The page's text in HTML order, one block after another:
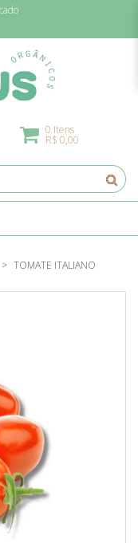
0 Itens
R$ 0,00
TOMATE ITALIANO